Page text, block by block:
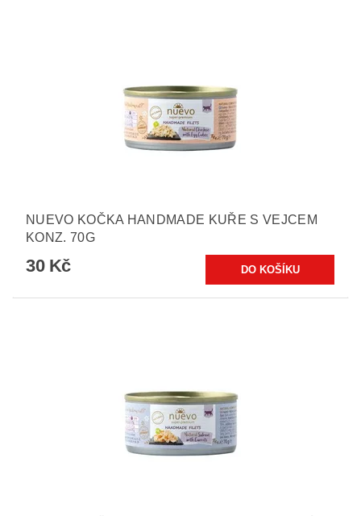
NUEVO KOČKA HANDMADE KUŘE S VEJCEM
KONZ. 70G
30 Kč